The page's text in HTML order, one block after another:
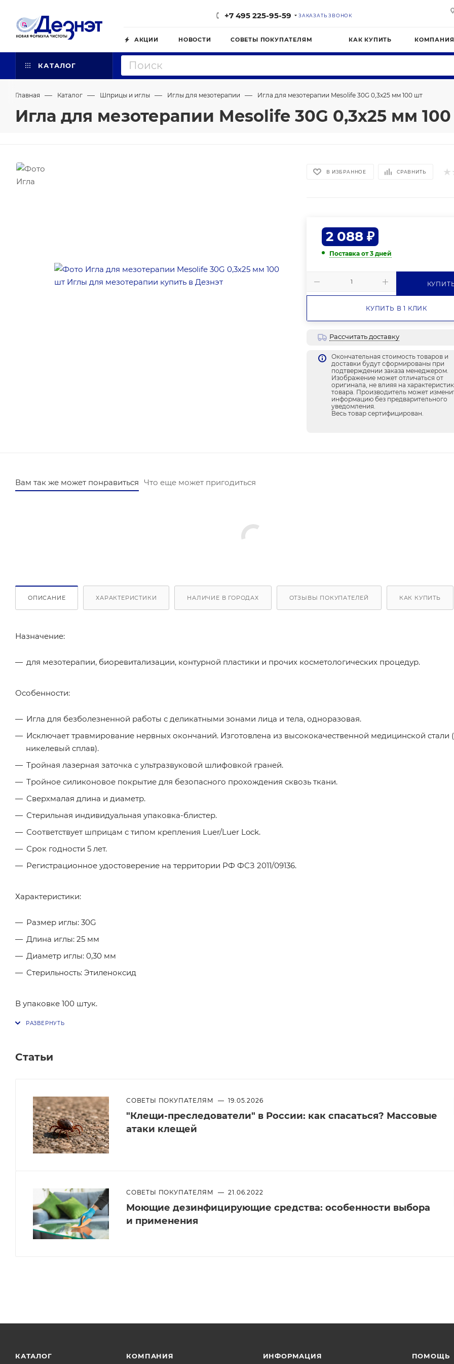
+7 495 225-95-59 ЗАКАЗАТЬ ЗВОНОК
АКЦИИ НОВОСТИ СОВЕТЫ ПОКУПАТЕЛЯМ КАК КУПИТЬ КОМПАНИЯ
КАТАЛОГ
Главная — Каталог — Шприцы и иглы — Иглы для мезотерапии — Игла для мезотерапии Mesolife 30G 0,3х25 мм 100 шт
Игла для мезотерапии Mesolife 30G 0,3х25 мм
В ИЗБРАННОЕ СРАВНИТЬ
2 088 ₽
Поставка от 3 дней
КУПИТЬ В 1 КЛИК
Рассчитать доставку
Окончательная стоимость товаров и
доставки будут сформированы при
подтверждении заказа менеджером.
Изображение может отличаться от
оригинала, не влияя на
товара. Производитель может
информацию без предварительного
уведомления.
Весь товар сертифицирован.
Вам так же может понравиться Что еще может пригодиться
ОПИСАНИЕ ХАРАКТЕРИСТИКИ НАЛИЧИЕ В ГОРОДАХ ОТЗЫВЫ ПОКУПАТЕЛЕЙ КАК КУПИТЬ
Назначение:
для мезотерапии, биоревитализации, контурной пластики и прочих косметологических процедур.
Особенности:
Игла для безболезненной работы с деликатными зонами лица и тела, одноразовая.
Исключает травмирование нервных окончаний. Изготовлена из высококачественной медицинской стали
никелевый сплав).
Тройная лазерная заточка с ультразвуковой шлифовкой граней.
Тройное силиконовое покрытие для безопасного прохождения сквозь ткани.
Сверхмалая длина и диаметр.
Стерильная индивидуальная упаковка-блистер.
Соответствует шприцам с типом крепления Luer/Luer Lock.
Срок годности 5 лет.
Регистрационное удостоверение на территории РФ ФСЗ 2011/09136.
Характеристики:
Размер иглы: 30G
Длина иглы: 25 мм
Диаметр иглы: 0,30 мм
Стерильность: Этиленоксид
В упаковке 100 штук.
Статьи
СОВЕТЫ ПОКУПАТЕЛЯМ — 19.05.2026
"Клещи-преследователи" в России: как спасаться? Массовые
атаки клещей
СОВЕТЫ ПОКУПАТЕЛЯМ — 21.06.2022
Моющие дезинфицирующие средства: особенности выбора
и применения
КАТАЛОГ КОМПАНИЯ ИНФОРМАЦИЯ ПОМОЩЬ